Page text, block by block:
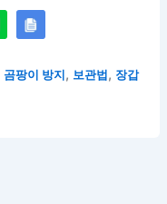
곰팡이 방지 , 보관법 , 장갑